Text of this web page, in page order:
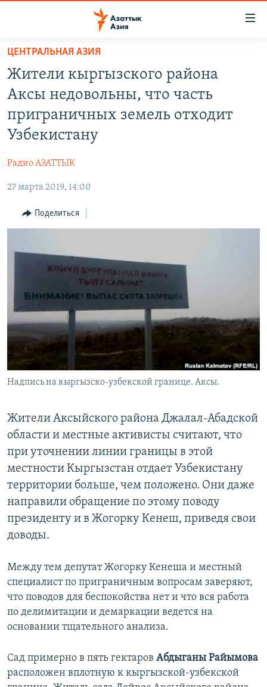
Вернуться
основному
содержанию
главной
Вернутся
УЗБЕКИСТАН
НА ДРУГИХ ЯЗЫКАХ
ЎЗБЕКЧА
ТОҶИКӢ
ПОДПИШИТЕСЬ НА НАС В СОЦСЕТЯХ
Все сайты РСЕ/РС
ЦЕНТРАЛЬНАЯ АЗИЯ
Жители кыргызского района
Аксы недовольны, что часть
приграничных земель отходит
Узбекистану
Радио АЗАТТЫК
27 марта 2019, 14:00
Поделиться
Надпись на кыргызско-узбекской границе. Аксы.
Жители Аксыйского района Джалал-Абадской
области и местные активисты считают, что
при уточнении линии границы в этой
местности Кыргызстан отдает Узбекистану
территории больше, чем положено. Они даже
направили обращение по этому поводу
президенту и в Жогорку Кенеш, приведя свои
доводы.
Между тем депутат Жогорку Кенеша и местный
специалист по приграничным вопросам заверяют,
что поводов для беспокойства нет и что вся работа
по делимитации и демаркации ведется на
основании тщательного анализа.
Сад примерно в пять гектаров​ Абдыганы Райымова
расположен вплотную к кыргызской-узбекской